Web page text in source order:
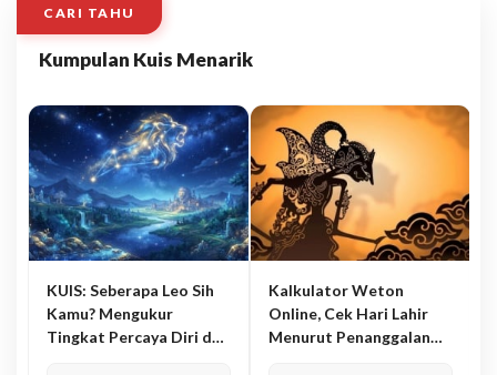
CARI TAHU
Kumpulan Kuis Menarik
KUIS: Seberapa Leo Sih
Kamu? Mengukur
Tingkat Percaya Diri dan
Kalkulator Weton
Online, Cek Hari Lahir
Menurut Penanggalan